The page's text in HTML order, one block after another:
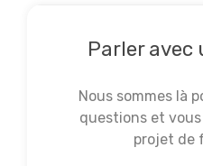
Parler avec
Nous sommes là
questions et
projet de